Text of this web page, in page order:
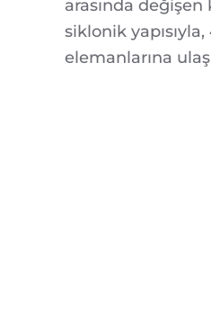
arasında değişen
siklonik
elemanlarına